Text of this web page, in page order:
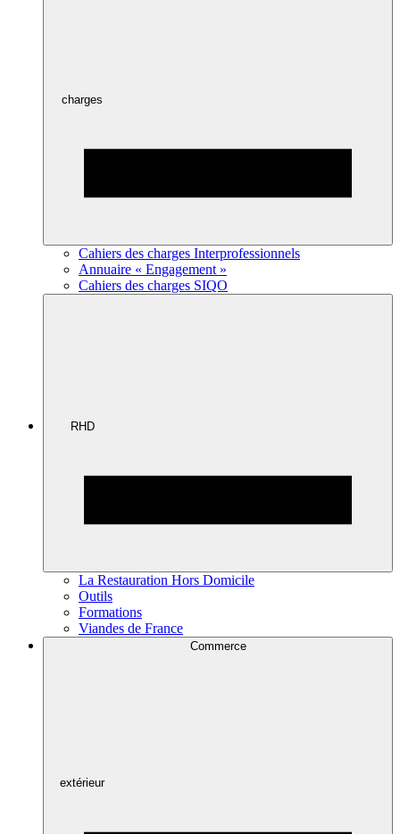
charges
Cahiers des charges Interprofessionnels
Annuaire « Engagement »
Cahiers des charges SIQO
RHD
La Restauration Hors Domicile
Outils
Formations
Viandes de France
Commerce
extérieur